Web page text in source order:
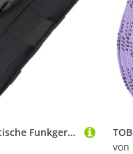
TOBBOMEY Taktische Funkgerätetasche Verstellbar mit Schnallenverschluss Leichte Strapazierfähige Hüfttasche für Camping Wandern Multifunktionale Aufbewahrung für Mobiltelefon und Funkgerät
von